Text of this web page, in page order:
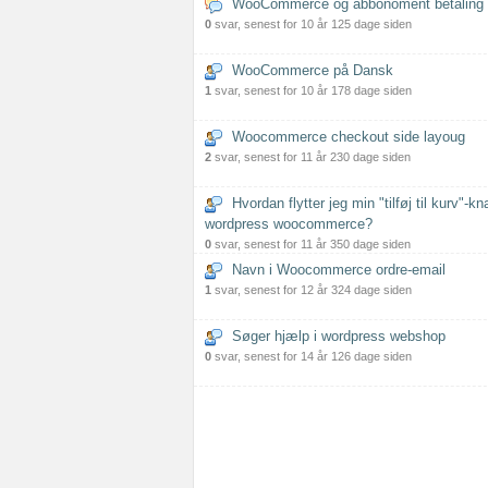
WooCommerce og abbonoment betaling
0 svar, senest for 10 år 125 dage siden
WooCommerce på Dansk
1 svar, senest for 10 år 178 dage siden
Woocommerce checkout side layoug
2 svar, senest for 11 år 230 dage siden
Hvordan flytter jeg min "tilføj til kurv"-
wordpress woocommerce?
0 svar, senest for 11 år 350 dage siden
Navn i Woocommerce ordre-email
1 svar, senest for 12 år 324 dage siden
Søger hjælp i wordpress webshop
0 svar, senest for 14 år 126 dage siden